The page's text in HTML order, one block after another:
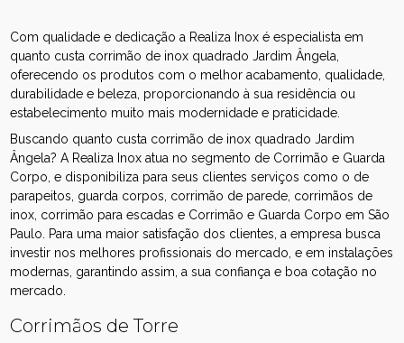
Com qualidade e dedicação a Realiza Inox é especialista em
quanto custa corrimão de inox quadrado Jardim Ângela,
oferecendo os produtos com o melhor acabamento, qualidade,
durabilidade e beleza, proporcionando à sua residência ou
estabelecimento muito mais modernidade e praticidade.
Buscando quanto custa corrimão de inox quadrado Jardim
Ângela? A Realiza Inox atua no segmento de Corrimão e Guarda
Corpo, e disponibiliza para seus clientes serviços como o de
parapeitos, guarda corpos, corrimão de parede, corrimãos de
inox, corrimão para escadas e Corrimão e Guarda Corpo em São
Paulo. Para uma maior satisfação dos clientes, a empresa busca
investir nos melhores profissionais do mercado, e em instalações
modernas, garantindo assim, a sua confiança e boa cotação no
mercado.
Corrimãos de Torre